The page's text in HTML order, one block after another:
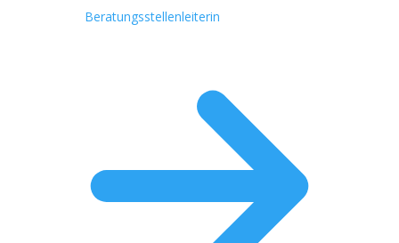
Beratungsstellenleiterin